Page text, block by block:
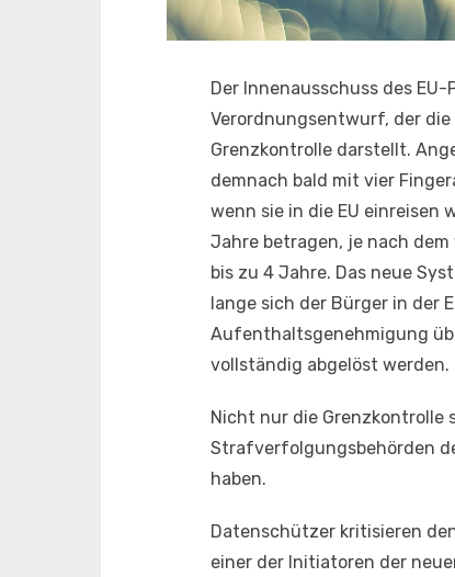
Der Innenausschuss des
Verordnungsentwurf, der
Grenzkontrolle darstellt.
demnach bald mit vier
wenn sie in die EU einreisen
Jahre betragen, je nach
bis zu 4 Jahre. Das neue
lange sich der Bürger in der
Aufenthaltsgenehmigung
vollständig abgelöst werden.
Nicht nur die Grenzkontrolle
Strafverfolgungsbehörden
haben.
Datenschützer kritisieren
einer der Initiatoren der